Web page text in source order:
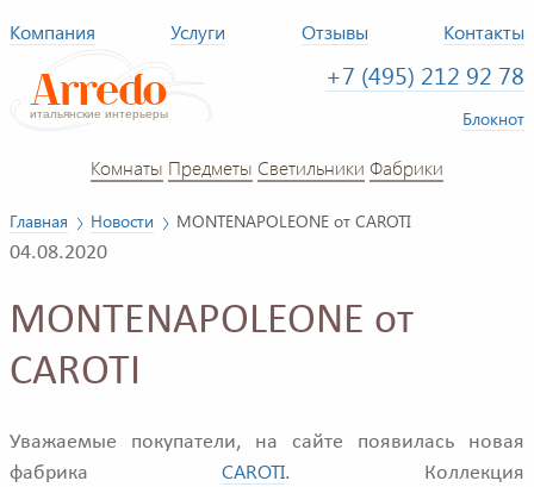
Компания Услуги Отзывы Контакты
+7 (495) 212 92 78
Блокнот
Комнаты Предметы Светильники Фабрики
Главная Новости
MONTENAPOLEONE от CAROTI
04.08.2020
MONTENAPOLEONE от
CAROTI
Уважаемые покупатели, на сайте появилась новая
фабрика CAROTI. Коллекция